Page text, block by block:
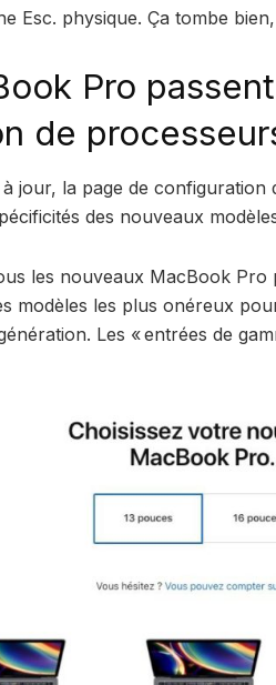
Esc. physique. Ça tombe bien,
Pro
de
jour, la page de configuration
des nouveaux
les nouveaux MacBook
modèles les plus onéreux
Les « entrées de